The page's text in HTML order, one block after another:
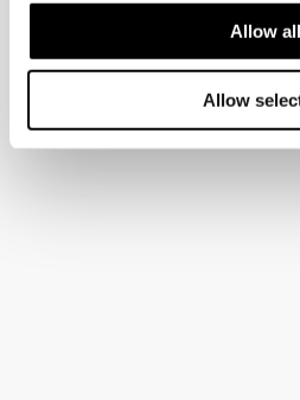
Allow all
Allow